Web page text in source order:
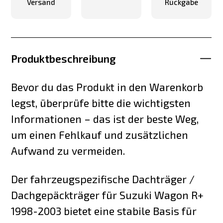
Versand Rückgabe
Produktbeschreibung
Bevor du das Produkt in den Warenkorb
legst, überprüfe bitte die wichtigsten
Informationen – das ist der beste Weg,
um einen Fehlkauf und zusätzlichen
Aufwand zu vermeiden.
Der fahrzeugspezifische Dachträger /
Dachgepäckträger für Suzuki Wagon R+
1998-2003 bietet eine stabile Basis für